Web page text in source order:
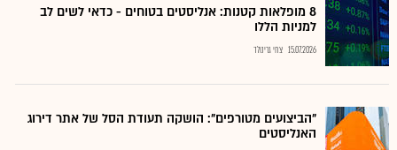
8 מופלאות קטנות: אנליסטים בטוחים - כדאי לשים לב
למניות הללו
15.07.2026 צחי גרינולד
"הביצועים מטורפים": הושקה תעודת הסל של אתר דירוג
האנליסטים